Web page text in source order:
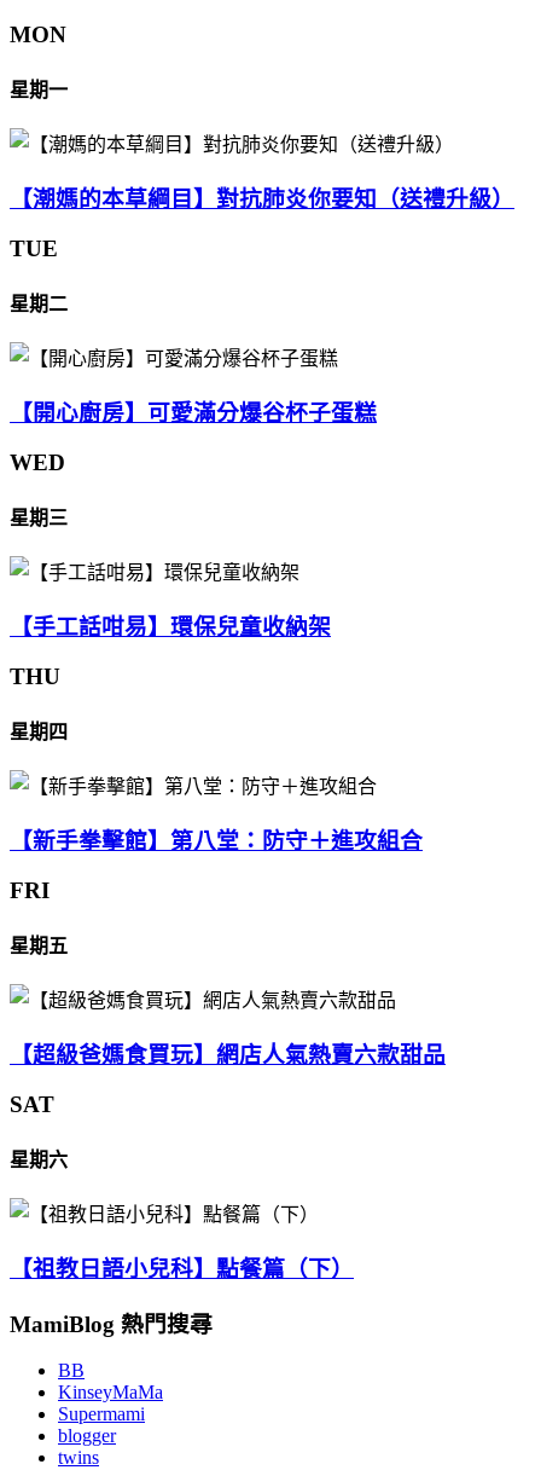
MON
星期一
【潮媽的本草綱目】對抗肺炎你要知（送禮升級）
TUE
星期二
【開心廚房】可愛滿分爆谷杯子蛋糕
WED
星期三
【手工話咁易】環保兒童收納架
THU
星期四
【新手拳擊館】第八堂：防守＋進攻組合
FRI
星期五
【超級爸媽食買玩】網店人氣熱賣六款甜品
SAT
星期六
【祖教日語小兒科】點餐篇（下）
MamiBlog 熱門搜尋
BB
KinseyMaMa
Supermami
blogger
twins